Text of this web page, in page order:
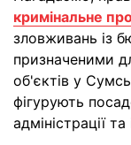
кримінальне
зловживань із
призначеними
об'єктів у
фігурують
адміністрації